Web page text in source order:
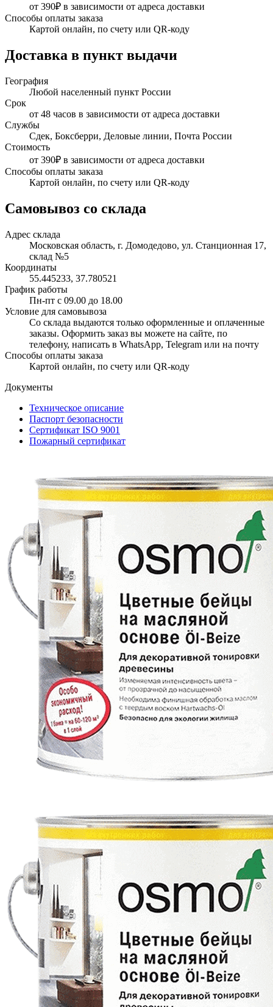
от 390₽ в зависимости от адреса доставки
Способы оплаты заказа
Картой онлайн, по счету или QR-коду
Доставка в пункт выдачи
География
Любой населенный пункт России
Срок
от 48 часов в зависимости от адреса доставки
Службы
Сдек, Боксберри, Деловые линии, Почта России
Стоимость
от 390₽ в зависимости от адреса доставки
Способы оплаты заказа
Картой онлайн, по счету или QR-коду
Самовывоз со склада
Адрес склада
Московская область, г. Домодедово, ул. Станционная 17,
склад №5
Координаты
55.445233, 37.780521
График работы
Пн-пт с 09.00 до 18.00
Условие для самовывоза
Со склада выдаются только оформленные и оплаченные
заказы. Оформить заказ вы можете на сайте, по
телефону, написать в WhatsApp, Telegram или на почту
Способы оплаты заказа
Картой онлайн, по счету или QR-коду
Документы
Техническое описание
Паспорт безопасности
Сертификат ISO 9001
Пожарный сертификат